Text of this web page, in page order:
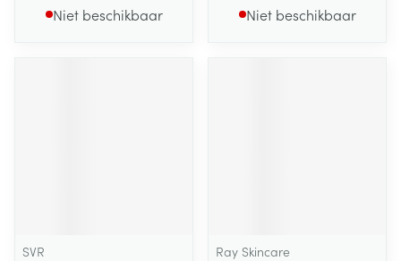
Niet beschikbaar Niet beschikbaar
SVR
Ray Skincare